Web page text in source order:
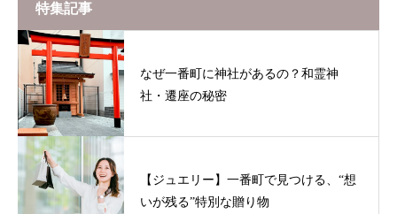
特集記事
なぜ一番町に神社があるの？和霊神
社・遷座の秘密
【ジュエリー】一番町で見つける、“想
いが残る”特別な贈り物